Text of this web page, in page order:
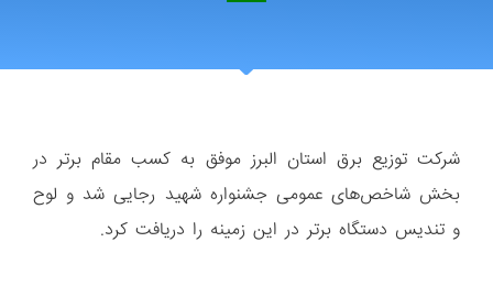
شرکت توزیع برق استان البرز موفق به کسب مقام برتر در
بخش شاخص‌های عمومی جشنواره شهید رجایی شد و لوح
و تندیس دستگاه برتر در این زمینه را دریافت کرد.